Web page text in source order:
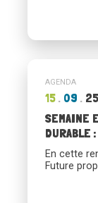
invitent à
AGENDA
15 09
25
SEMAINE
DURABLE
SERVICE
En cette
Future